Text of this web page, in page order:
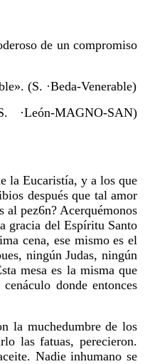
de un compromiso
(S. ·Beda-Venerable)
MAGNO-SAN)
la Eucaristía, y a los que
después que tal amor
al pez6n? Acerquémonos
gracia del Espíritu Santo
cena, ese mismo es el
ningún Judas, ningún
mesa es la misma que
donde entonces
la muchedumbre de los
las fatuas, perecieron.
Nadie inhumano se